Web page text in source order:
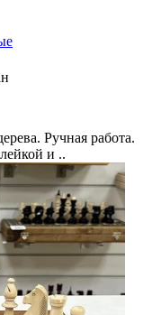
Ручная работа.
и ..